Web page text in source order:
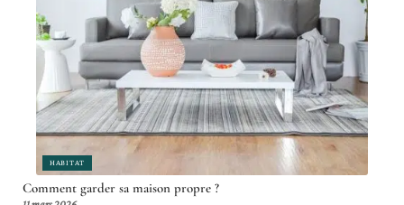
HABITAT
Comment garder sa maison propre ?